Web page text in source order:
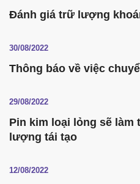
Đánh giá trữ lượng
30/08/2022
Thông báo về việc
29/08/2022
Pin kim loại lỏng sẽ làm
lượng tái tạo
12/08/2022